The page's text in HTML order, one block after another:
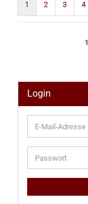
1 2 3 4
1
Login
E-
Mail-
Adresse
Passwort